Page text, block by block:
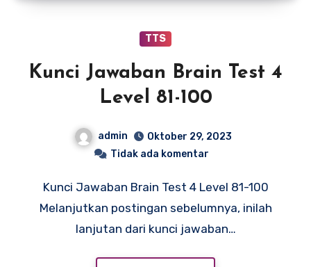
TTS
Kunci Jawaban Brain Test 4
Level 81-100
admin
Oktober 29, 2023
Tidak ada komentar
Kunci Jawaban Brain Test 4 Level 81-100
Melanjutkan postingan sebelumnya, inilah
lanjutan dari kunci jawaban…